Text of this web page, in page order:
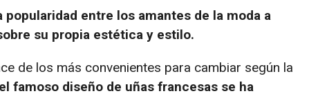
popularidad entre los amantes de la moda a
su propia estética y estilo.
de los más convenientes para cambiar según la
famoso diseño de uñas francesas se ha